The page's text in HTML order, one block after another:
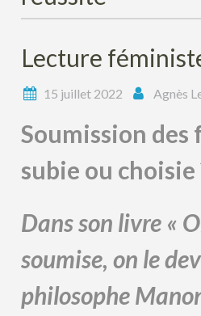
Lecture
15 juillet 2022 Agnès
Soumission des
subie ou choisie
Dans son livre «
soumise, on le
philosophe